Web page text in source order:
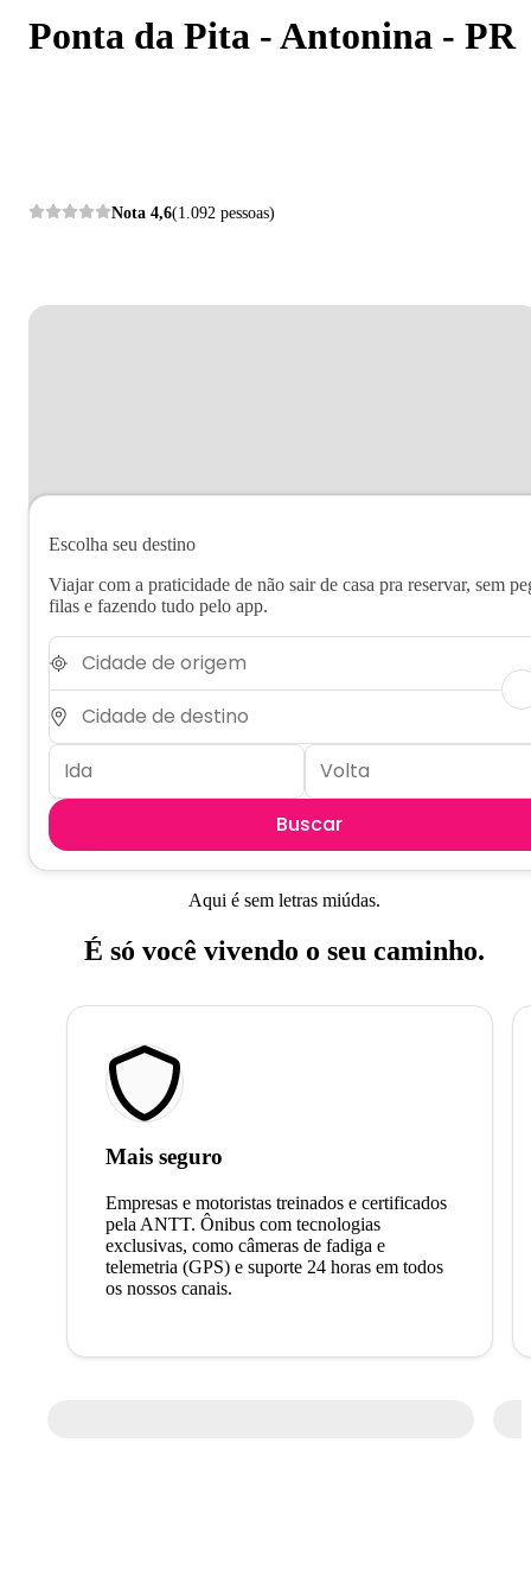
Ponta da Pita - Antonina - PR
Nota 4,6(1.092 pessoas)
Escolha seu destino
Viajar com a praticidade de não sair de casa pra reservar, sem
filas e fazendo tudo pelo app.
Buscar
Aqui é sem letras miúdas.
É só você vivendo o seu caminho.
Mais seguro
Empresas e motoristas treinados e certificados
pela ANTT. Ônibus com tecnologias
exclusivas, como câmeras de fadiga e
telemetria (GPS) e suporte 24 horas em todos
os nossos canais.